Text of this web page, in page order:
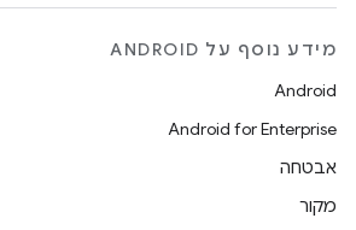
מידע נוסף על ANDROID
Android
Android for Enterprise
אבטחה
מקור